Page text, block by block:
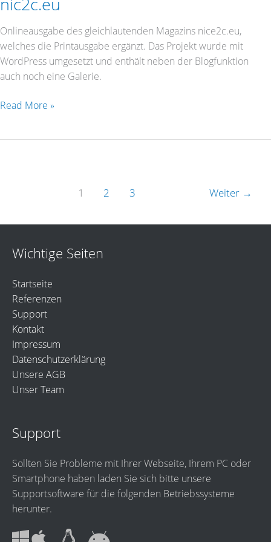
Onlineausgabe des gleichlautenden Magazins nice2c.eu,
welches die Printausgabe ergänzt. Das Projekt wurde mit
WordPress umgesetzt und enthält neben der Blogfunktion
auch noch eine Galerie.
Read More »
1 2 3 Weiter →
Wichtige Seiten
Startseite
Referenzen
Support
Kontakt
Impressum
Datenschutzerklärung
Unsere AGB
Unser Team
Support
Sollten Sie Probleme mit Ihrer Webseite, Ihrem PC oder
Smartphone haben laden Sie sich bitte unsere
Supportsoftware für die folgenden Betriebssysteme
herunter.